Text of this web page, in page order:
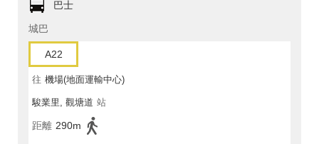
巴士
城巴
A22
往 機場(地面運輸中心)
駿業里, 觀塘道 站
距離 290m